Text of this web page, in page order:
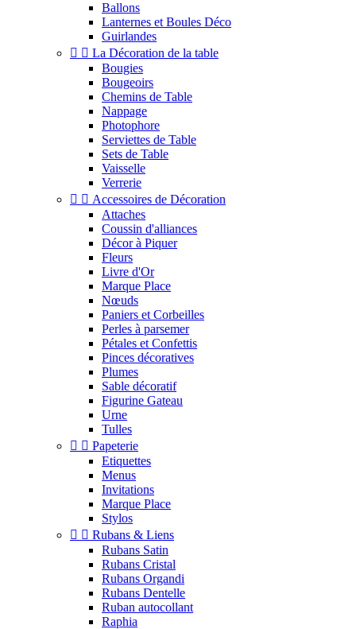
Ballons
Lanternes et Boules Déco
Guirlandes
  La Décoration de la table
Bougies
Bougeoirs
Chemins de Table
Nappage
Photophore
Serviettes de Table
Sets de Table
Vaisselle
Verrerie
  Accessoires de Décoration
Attaches
Coussin d'alliances
Décor à Piquer
Fleurs
Livre d'Or
Marque Place
Nœuds
Paniers et Corbeilles
Perles à parsemer
Pétales et Confettis
Pinces décoratives
Plumes
Sable décoratif
Figurine Gateau
Urne
Tulles
  Papeterie
Etiquettes
Menus
Invitations
Marque Place
Stylos
  Rubans & Liens
Rubans Satin
Rubans Cristal
Rubans Organdi
Rubans Dentelle
Ruban autocollant
Raphia